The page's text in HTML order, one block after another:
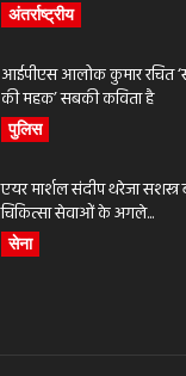
अंतर्राष्ट्रीय
आईपीएस आलोक कुमार रचित
की महक’ सबकी कविता है
पुलिस
एयर मार्शल संदीप थरेजा
चिकित्सा सेवाओं के अगले...
सेना